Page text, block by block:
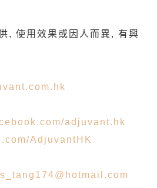
, 使用效果或因人而異, 有興
adjuvant.hk
AdjuvantHK